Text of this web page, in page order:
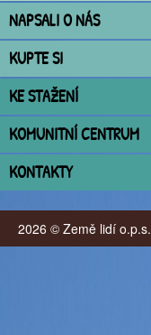
NAPSALI O NÁS
KUPTE SI
KE STAŽENÍ
KOMUNITNÍ CENTRUM
KONTAKTY
2026 © Země lidí o.p.s.